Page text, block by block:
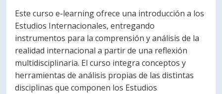
Este curso e-learning ofrece una introducción a los
Estudios Internacionales, entregando
instrumentos para la comprensión y análisis de la
realidad internacional a partir de una reflexión
multidisciplinaria. El curso integra conceptos y
herramientas de análisis propias de las distintas
disciplinas que componen los Estudios